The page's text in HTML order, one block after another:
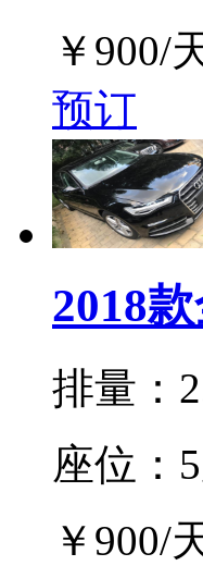
￥ 900/
预订
2018
排量：
座位：
￥ 900/